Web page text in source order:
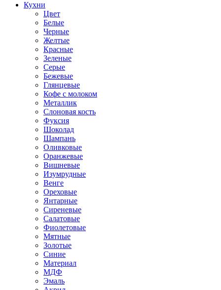
Кухни
Цвет
Белые
Черные
Желтые
Красные
Зеленые
Серые
Бежевые
Глянцевые
Кофе с молоком
Металлик
Слоновая кость
Фуксия
Шоколад
Шампань
Оливковые
Оранжевые
Вишневые
Изумрудные
Венге
Ореховые
Янтарные
Сиреневые
Салатовые
Фиолетовые
Мятные
Золотые
Синие
Материал
МДФ
Эмаль